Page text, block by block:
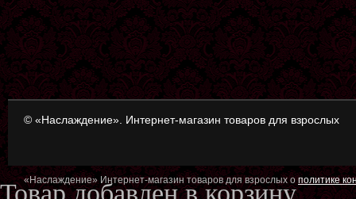
© «Наслаждение». Интернет-магазин товаров для взрослых
«Наслаждение» Интернет-магазин товаров для взрослых ополитике